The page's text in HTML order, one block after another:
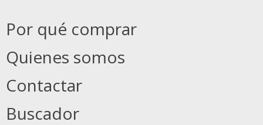
Por qué comprar
Quienes somos
Contactar
Buscador